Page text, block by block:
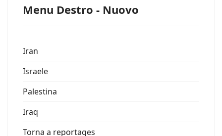
Menu Destro - Nuovo
Iran
Israele
Palestina
Iraq
Torna a reportages